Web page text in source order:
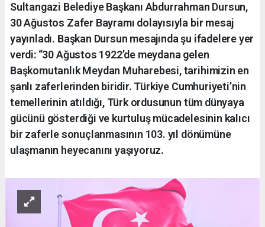
Sultangazi Belediye Başkanı Abdurrahman Dursun,
30 Ağustos Zafer Bayramı dolayısıyla bir mesaj
yayınladı. Başkan Dursun mesajında şu ifadelere yer
verdi: “30 Ağustos 1922’de meydana gelen
Başkomutanlık Meydan Muharebesi, tarihimizin en
şanlı zaferlerinden biridir. Türkiye Cumhuriyeti’nin
temellerinin atıldığı, Türk ordusunun tüm dünyaya
gücünü gösterdiği ve kurtuluş mücadelesinin kalıcı
bir zaferle sonuçlanmasının 103. yıl dönümüne
ulaşmanın heyecanını yaşıyoruz.